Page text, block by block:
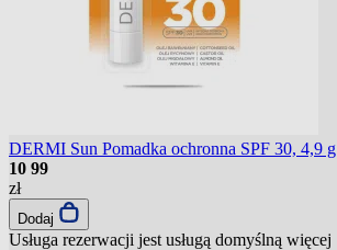
DERMI Sun Pomadka ochronna SPF 30, 4,9 g
10 99
zł
Dodaj
Usługa rezerwacji jest usługą domyślną więcej